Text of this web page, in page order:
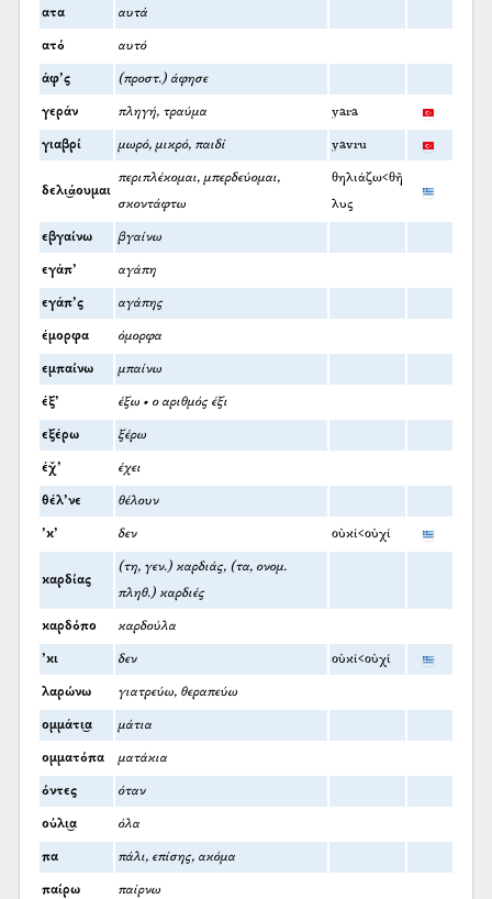
ατα αυτά
ατό αυτό
άφ’ς (προστ.) άφησε
γεράν πληγή, τραύμα yara
γιαβρί μωρό, μικρό, παιδί yavru
δελι͜άουμαι
περιπλέκομαι, μπερδεύομαι,
σκοντάφτω
θηλιάζω<θῆ
λυς
εβγαίνω βγαίνω
εγάπ’ αγάπη
εγάπ’ς αγάπης
έμορφα όμορφα
εμπαίνω μπαίνω
έξ’ έξω • ο αριθμός έξι
εξέρω ξέρω
έχ̌’ έχει
θέλ’νε θέλουν
’κ’ δεν οὐκί<οὐχί
καρδίας
(τη, γεν.) καρδιάς, (τα, ονομ.
πληθ.) καρδιές
καρδόπο καρδούλα
’κι δεν οὐκί<οὐχί
λαρώνω γιατρεύω, θεραπεύω
ομμάτι͜α μάτια
ομματόπα ματάκια
όντες όταν
ούλι͜α όλα
πα πάλι, επίσης, ακόμα
παίρω παίρνω